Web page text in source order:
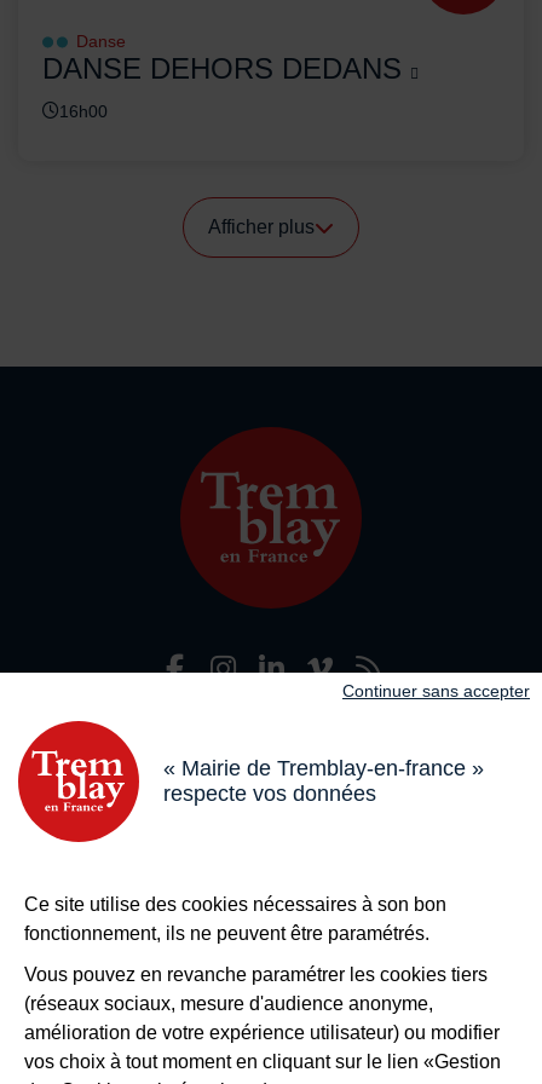
« Mairie de Tremblay-en-france »
respecte vos données
Ce site utilise des cookies nécessaires à son bon
fonctionnement, ils ne peuvent être paramétrés.
Vous pouvez en revanche paramétrer les cookies tiers
(réseaux sociaux, mesure d'audience anonyme,
amélioration de votre expérience utilisateur) ou modifier
vos choix à tout moment en cliquant sur le lien «Gestion
Continuer sans accepter
DANSE DEHORS DEDANS
Danse
16h00
Afficher plus
Nous suivre
Facebook
InstagramLinkedIn
Adresse dans le pied de page
18 boulevard de l’Hôtel de Ville, 93290 Tremblay-en-France
Horaires
Du lundi au vendredi de 8h30 à 12h et de 13h à 17h
Le samedi de 8h30 à 12h
Bouton contacterNous contacter
Plus deTremblay !
S’inscrire à la newsletter
Nos autres sites